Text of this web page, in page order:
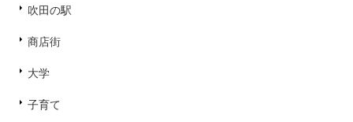
吹田の駅
商店街
大学
子育て